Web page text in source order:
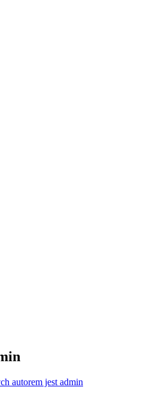
autorem jest admin